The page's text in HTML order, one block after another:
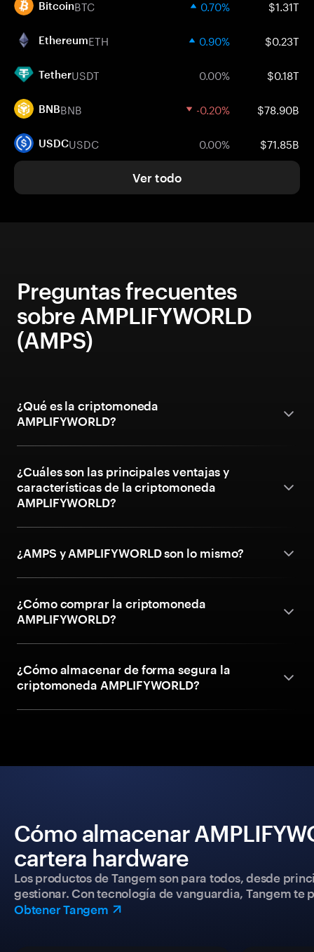
BitcoinBTC 0.70% $1.31T
EthereumETH 0.90% $0.23T
TetherUSDT 0.00% $0.18T
BNBBNB -0.20% $78.90B
USDCUSDC 0.00% $71.85B
Ver todo
Preguntas frecuentes
sobre AMPLIFYWORLD
(AMPS)
¿Qué es la criptomoneda
AMPLIFYWORLD?
¿Cuáles son las principales ventajas y
características de la criptomoneda
AMPLIFYWORLD?
¿AMPS y AMPLIFYWORLD son lo mismo?
¿Cómo comprar la criptomoneda
AMPLIFYWORLD?
¿Cómo almacenar de forma segura la
criptomoneda AMPLIFYWORLD?
Cómo almacenar
cartera hardware
Los productos de Tangem son para todos, desde
gestionar. Con tecnología de vanguardia, Tangem
Obtener Tangem